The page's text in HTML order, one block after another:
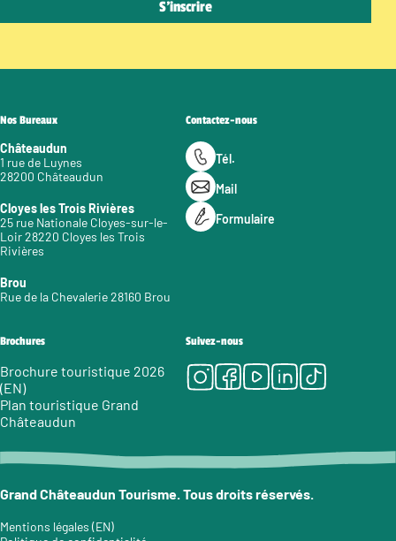
Nos Bureaux
Châteaudun
1 rue de Luynes
28200 Châteaudun
Cloyes les Trois Rivières
25 rue Nationale Cloyes-sur-le-
Loir 28220 Cloyes les Trois
Rivières
Brou
Rue de la Chevalerie 28160 Brou
Contactez-nous
Tél.
Mail
Formulaire
Brochures
Brochure touristique 2026
(EN)
Plan touristique Grand
Châteaudun
Suivez-nous
Instagram
Facebook
Youtube
LinkedIn
Tiktok
Grand Châteaudun Tourisme. Tous droits réservés.
Mentions légales (EN)